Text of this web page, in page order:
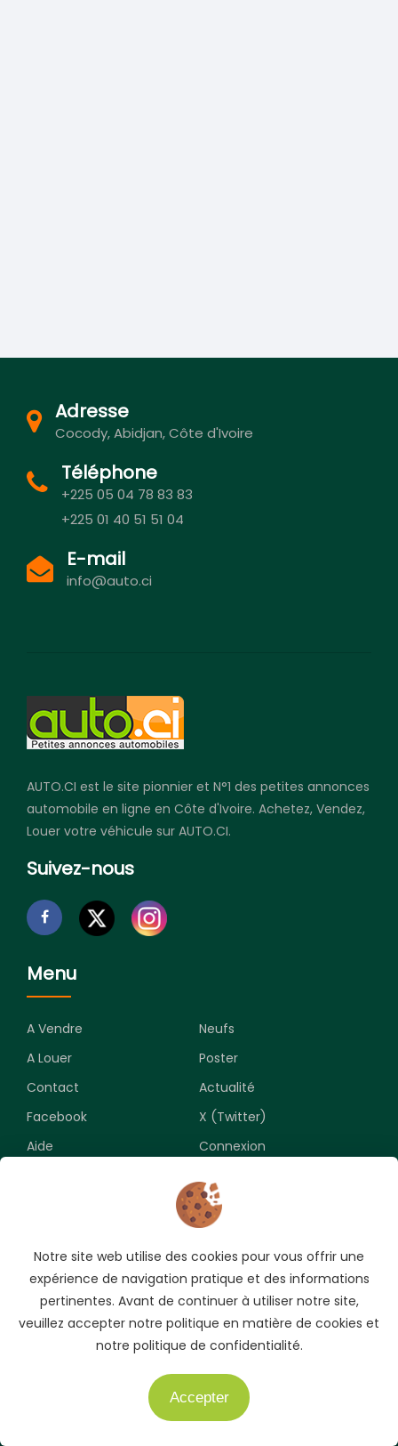
Adresse
Cocody, Abidjan, Côte d'Ivoire
Téléphone
+225 05 04 78 83 83
+225 01 40 51 51 04
E-mail
info@auto.ci
AUTO.CI est le site pionnier et N°1 des petites annonces
automobile en ligne en Côte d'Ivoire. Achetez, Vendez,
Louer votre véhicule sur AUTO.CI.
Suivez-nous
Menu
A Vendre
Neufs
A Louer
Poster
Contact
Actualité
Facebook
X (Twitter)
Aide
Connexion
Souscrivez pour recevoir les meilleures opportunités.
Copyright © 2009-2026 AUTO.CI. Tous droits réservés
Notre site web utilise des cookies pour vous offrir une
expérience de navigation pratique et des informations
pertinentes. Avant de continuer à utiliser notre site,
veuillez accepter notre politique en matière de cookies et
notre politique de confidentialité.
Accepter